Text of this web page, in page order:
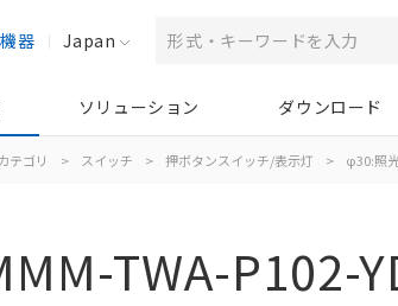
器 Japan
ソリューション ダウンロード
テゴリ > スイッチ > 押ボタンスイッチ/表示灯 > φ30:照
TWA-P102-